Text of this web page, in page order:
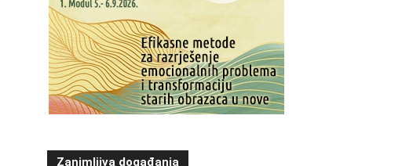
Zanimljiva događanja